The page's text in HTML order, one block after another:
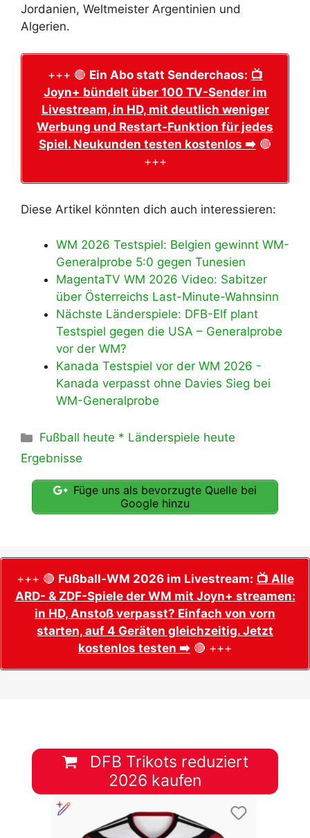
Jordanien, Weltmeister Argentinien und
Algerien.
+++ 🔴 Ein Abo statt Senderchaos: 📺
Joyn+ bündelt über 100 TV-Sender im
Livestream, in HD, mit deutlich weniger
Werbung und Restart-Funktion für jedes
Spiel. Neukunden testen kostenlos ➡️ 🔴
+++
Diese Artikel könnten dich auch interessieren:
WM 2026 Testspiel: Belgien gewinnt WM-
Generalprobe 5:0 gegen Tunesien
MagentaTV WM 2026 Video: Sabitzer
über Österreichs Last-Minute-Wahnsinn
Nächste Länderspiele: DFB-Elf plant
Testspiel gegen die USA – Generalprobe
vor der WM?
Kanada Testspiel vor der WM 2026 -
Kanada verpasst ohne Davies Sieg bei
WM-Generalprobe
Kategorien
Fußball heute * Länderspiele heute
Ergebnisse
Füge uns als bevorzugte Quelle bei
Google hinzu
+++ 🔴 Fußball-WM 2026 im Livestream: 📺 Alle
ARD- & ZDF-Spiele der WM mit Joyn+ streamen:
in HD, Anstoß verpasst? Einfach von vorn
starten, auf 4 Geräten gleichzeitig. Jetzt
kostenlos testen ➡️ 🔴 +++
DFB Trikots reduziert
2026 kaufen